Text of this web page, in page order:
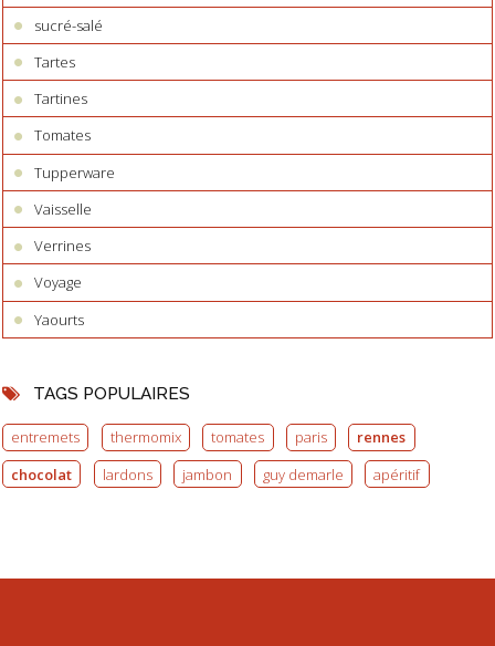
sucré-salé
Tartes
Tartines
Tomates
Tupperware
Vaisselle
Verrines
Voyage
Yaourts
TAGS POPULAIRES
entremets thermomix tomates paris
rennes
chocolat
lardons jambon guy demarle apéritif